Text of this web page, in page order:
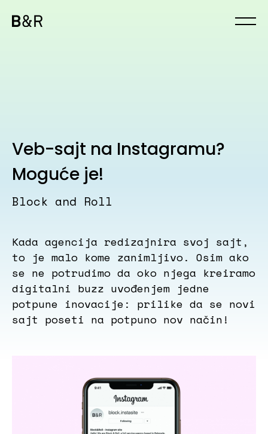
Veb-sajt na Instagramu?
Moguće je!
Block and Roll
Kada agencija redizajnira svoj sajt,
to je malo kome zanimljivo. Osim ako
se ne potrudimo da oko njega kreiramo
digitalni buzz uvođenjem jedne
potpune inovacije: prilike da se novi
sajt poseti na potpuno nov način!